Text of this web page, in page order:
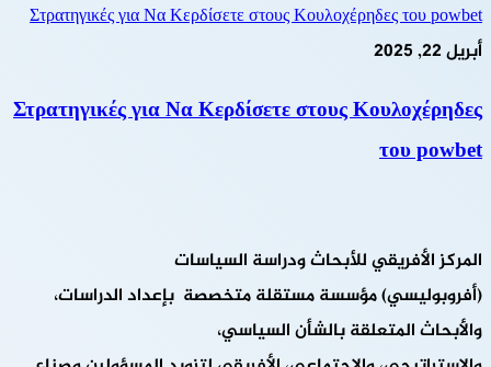
Στρατηγικές για Να Κερδίσετε στους Κουλοχέρηδες του powbet
أبريل 22, 2025
Στρατηγικές για Να Κερδίσετε στους Κουλοχέρηδες
του powbet
المركز الأفريقي للأبحاث ودراسة السياسات
(أفروبوليسي) مؤسسة مستقلة متخصصة بإعداد الدراسات،
والأبحاث المتعلقة بالشأن السياسي،